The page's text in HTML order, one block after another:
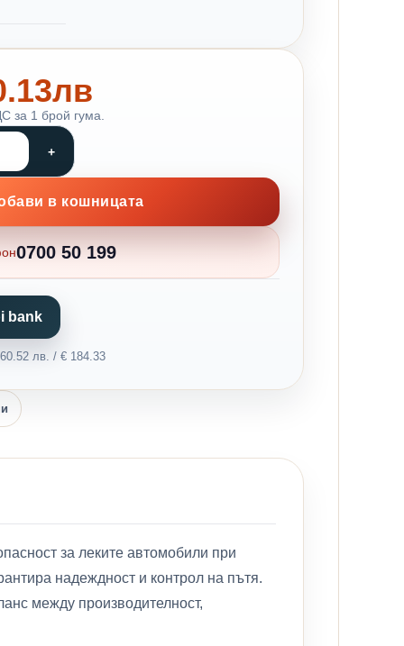
за 1 брой гума.
в кошницата
0700 50 199
bank
лв. / € 184.33
за леките автомобили при
надеждност и контрол на пътя.
между производителност,